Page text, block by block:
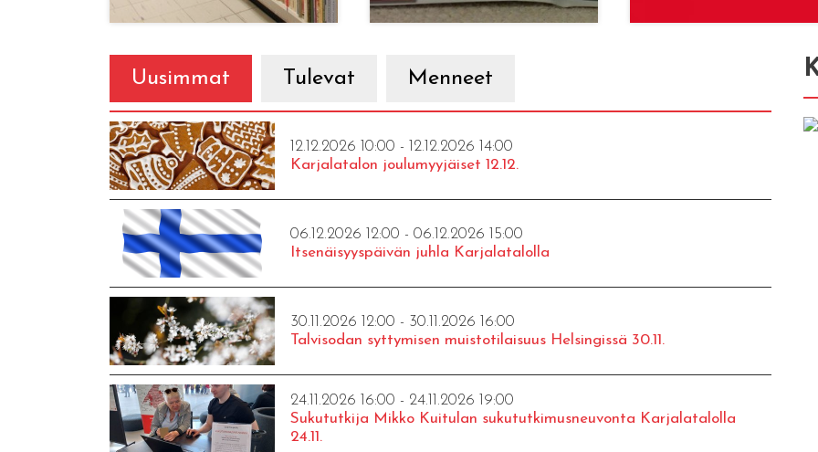
Uusimmat Tulevat Menneet
12.12.2026 10:00 - 12.12.2026 14:00
Karjalatalon joulumyyjäiset 12.12.
06.12.2026 12:00 - 06.12.2026 15:00
Itsenäisyyspäivän juhla Karjalatalolla
30.11.2026 12:00 - 30.11.2026 16:00
Talvisodan syttymisen muistotilaisuus Helsingissä 30.11.
24.11.2026 16:00 - 24.11.2026 19:00
Sukututkija Mikko Kuitulan sukututkimusneuvonta Karjalatalolla
24.11.